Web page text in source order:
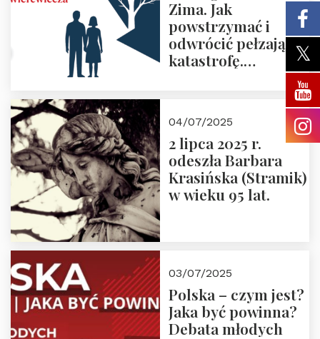
Zima. Jak
powstrzymać i
odwrócić pełzającą
katastrofę.
pierwsze spotkanie
Nowego
Ćwierćwiecza”
04/07/2025
2 lipca 2025 r.
odeszła Barbara
Krasińska (Stramik)
w wieku 95 lat.
03/07/2025
Polska – czym jest?
Jaka być powinna?
Debata młodych